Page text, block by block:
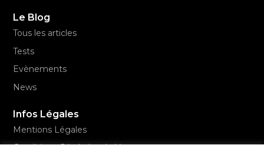
Le Blog
Tous les articles
Tests
Evènements
News
Infos Légales
Mentions Légales
Conditions Générales de Vente